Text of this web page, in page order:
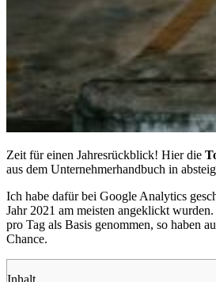
Zeit für einen Jahresrückblick! Hier die
aus dem Unternehmerhandbuch in
Ich habe dafür bei Google Analytics
Jahr 2021 am meisten angeklickt
pro Tag als Basis genommen, so haben
Chance.
Inhalt